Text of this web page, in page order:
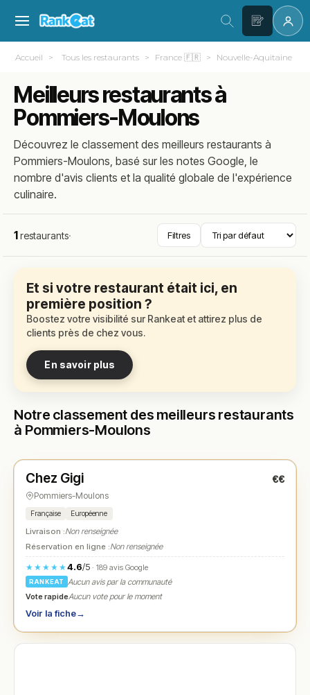
Accueil Tous les restaurants France 🇫🇷 Nouvelle-Aquitaine
Meilleurs restaurants à
Pommiers-Moulons
Découvrez le classement des meilleurs restaurants à
Pommiers-Moulons, basé sur les notes Google, le
nombre d'avis clients et la qualité globale de l'expérience
culinaire.
1restaurants· Filtres
Et si votre restaurant était ici, en
première position ?
Boostez votre visibilité sur Rankeat et attirez plus de
clients près de chez vous.
En savoir plus
Notre classement des meilleurs restaurants
à Pommiers-Moulons
★ N° 1
Chez Gigi €€
Pommiers-Moulons
Française Européenne
Livraison :Non renseignée
Réservation en ligne :Non renseignée
★★★★★4.6/5· 189 avis Google
RANKEAT
Aucun avis par la communauté
Vote rapideAucun vote pour le moment
Voir la fiche→